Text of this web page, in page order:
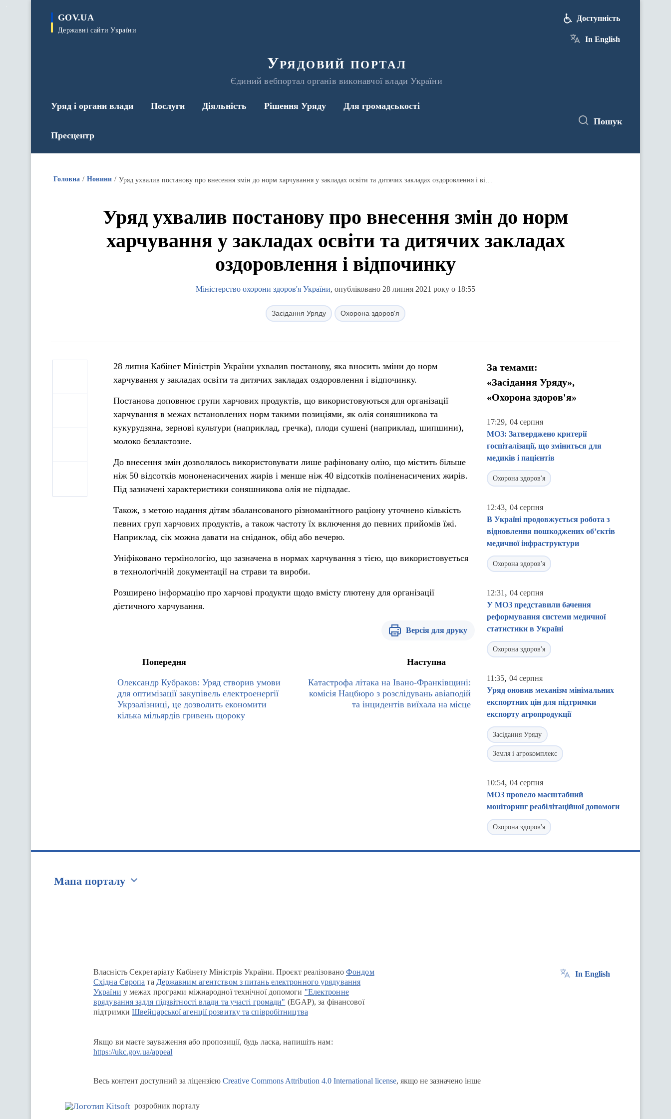
GOV.UA
Державні сайти України
Урядовий портал
Єдиний вебпортал органів виконавчої влади України
Доступність
In English
Уряд і органи влади Послуги Діяльність Рішення Уряду Для громадськості
Пресцентр
Пошук
Головна Новини Уряд ухвалив постанову про внесення змін до норм харчування у закладах освіти та дитячих закладах оздоровлення і відпочинку
Уряд ухвалив постанову про внесення змін до норм
харчування у закладах освіти та дитячих закладах
оздоровлення і відпочинку
Міністерство охорони здоров'я України, опубліковано 28 липня 2021 року о 18:55
Засідання Уряду Охорона здоров'я
28 липня Кабінет Міністрів України ухвалив постанову, яка вносить зміни до норм
харчування у закладах освіти та дитячих закладах оздоровлення і відпочинку.
Постанова доповнює групи харчових продуктів, що використовуються для організації
харчування в межах встановлених норм такими позиціями, як олія соняшникова та
кукурудзяна, зернові культури (наприклад, гречка), плоди сушені (наприклад, шипшини),
молоко безлактозне.
До внесення змін дозволялось використовувати лише рафіновану олію, що містить більше
ніж 50 відсотків мононенасичених жирів і менше ніж 40 відсотків поліненасичених жирів.
Під зазначені характеристики соняшникова олія не підпадає.
Також, з метою надання дітям збалансованого різноманітного раціону уточнено кількість
певних груп харчових продуктів, а також частоту їх включення до певних прийомів їжі.
Наприклад, сік можна давати на сніданок, обід або вечерю.
Уніфіковано термінологію, що зазначена в нормах харчування з тією, що використовується
в технологічній документації на страви та вироби.
Розширено інформацію про харчові продукти щодо вмісту глютену для організації
дієтичного харчування.
Версія для друку
Попередня
Олександр Кубраков: Уряд створив умови
для оптимізації закупівель електроенергії
Укрзалізниці, це дозволить економити
кілька мільярдів гривень щороку
Наступна
Катастрофа літака на Івано-Франківщині:
комісія Нацбюро з розслідувань авіаподій
та інцидентів виїхала на місце
За темами:
«Засідання Уряду»,
«Охорона здоров'я»
17:29, 04 серпня
МОЗ: Затверджено критерії
госпіталізації, що зміниться для
медиків і пацієнтів
Охорона здоров'я
12:43, 04 серпня
В Україні продовжується робота з
відновлення пошкоджених об’єктів
медичної інфраструктури
Охорона здоров'я
12:31 , 04 серпня
У МОЗ представили бачення
реформування системи медичної
статистики в Україні
Охорона здоров'я
11:35, 04 серпня
Уряд оновив механізм мінімальних
експортних цін для підтримки
експорту агропродукції
Засідання Уряду
Земля і агрокомплекс
10:54, 04 серпня
МОЗ провело масштабний
моніторинг реабілітаційної допомоги
Охорона здоров'я
Мапа порталу
Власність Секретаріату Кабінету Міністрів України. Проєкт реалізованоФондом
Східна Європа та Державним агентством з питань електронного урядування
України у межах програми міжнародної технічної допомоги "Електронне
врядування задля підзвітності влади та участі громади" (EGAP), за фінансової
підтримки Швейцарської агенції розвитку та співробітництва
Якщо ви маєте зауваження або пропозиції, будь ласка, напишіть нам:
https://ukc.gov.ua/appeal
In English
Весь контент доступний за ліцензією Creative Commons Attribution 4.0 International license, якщо не зазначено інше
розробник порталу